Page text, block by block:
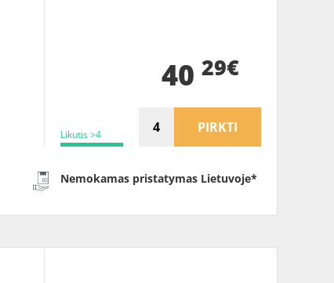
Likutis >4
40 29€
PIRKTI
Nemokamas pristatymas Lietuvoje*